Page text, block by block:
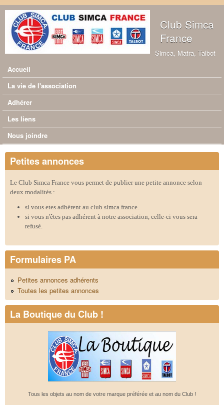
Aller au contenu principal
Club Simca
France
Simca, Matra, Talbot
Menu principal
Accueil
La vie de l'association
Adhérer
Les liens
Nous joindre
Petites annonces
Le Club Simca France vous permet de publier une petite annonce selon
deux modalités :
si vous etes adhérent au club simca france.
si vous n'êtes pas adhérent à notre association, celle-ci vous sera
refusé.
Formulaires PA
Petites annonces adhérents
Toutes les petites annonces
La Boutique du Club !
Tous les objets au nom de votre marque préférée et au nom du Club !